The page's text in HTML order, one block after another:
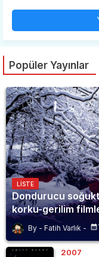
Popüler Yayınlar
LISTE
Dondurucu
korku-gerilim
Fatih Varlık
2007